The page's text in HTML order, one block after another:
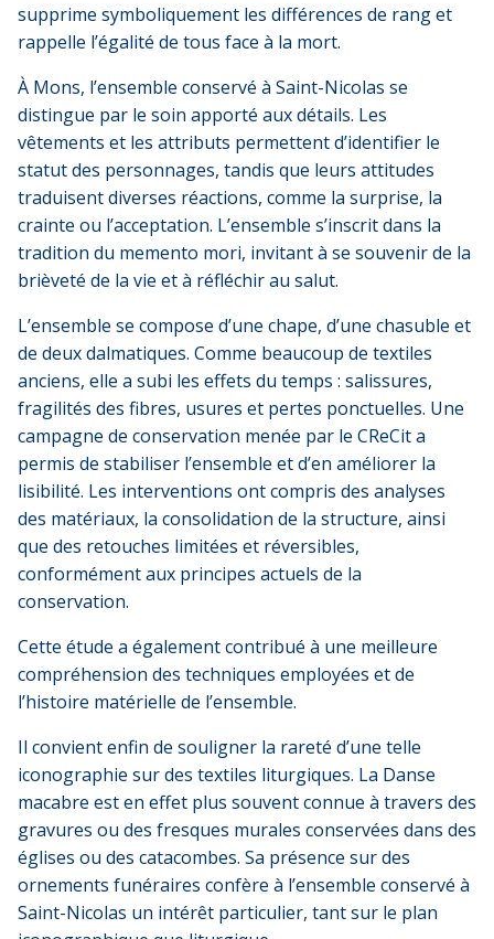
supprime symboliquement les différences de rang et
rappelle l’égalité de tous face à la mort.
À Mons, l’ensemble conservé à Saint-Nicolas se
distingue par le soin apporté aux détails. Les
vêtements et les attributs permettent d’identifier le
statut des personnages, tandis que leurs attitudes
traduisent diverses réactions, comme la surprise, la
crainte ou l’acceptation. L’ensemble s’inscrit dans la
tradition du memento mori, invitant à se souvenir de la
brièveté de la vie et à réfléchir au salut.
L’ensemble se compose d’une chape, d’une chasuble et
de deux dalmatiques. Comme beaucoup de textiles
anciens, elle a subi les effets du temps : salissures,
fragilités des fibres, usures et pertes ponctuelles. Une
campagne de conservation menée par le CReCit a
permis de stabiliser l’ensemble et d’en améliorer la
lisibilité. Les interventions ont compris des analyses
des matériaux, la consolidation de la structure, ainsi
que des retouches limitées et réversibles,
conformément aux principes actuels de la
conservation.
Cette étude a également contribué à une meilleure
compréhension des techniques employées et de
l’histoire matérielle de l’ensemble.
Il convient enfin de souligner la rareté d’une telle
iconographie sur des textiles liturgiques. La Danse
macabre est en effet plus souvent connue à travers des
gravures ou des fresques murales conservées dans des
églises ou des catacombes. Sa présence sur des
ornements funéraires confère à l’ensemble conservé à
Saint-Nicolas un intérêt particulier, tant sur le plan